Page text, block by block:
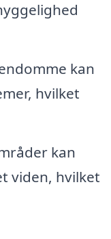
kan
hvilket
kan
viden, hvilket